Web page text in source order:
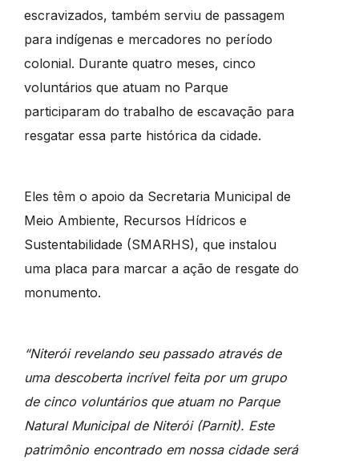
escravizados, também serviu de passagem
para indígenas e mercadores no período
colonial. Durante quatro meses, cinco
voluntários que atuam no Parque
participaram do trabalho de escavação para
resgatar essa parte histórica da cidade.
Eles têm o apoio da Secretaria Municipal de
Meio Ambiente, Recursos Hídricos e
Sustentabilidade (SMARHS), que instalou
uma placa para marcar a ação de resgate do
monumento.
“Niterói revelando seu passado através de
uma descoberta incrível feita por um grupo
de cinco voluntários que atuam no Parque
Natural Municipal de Niterói (Parnit). Este
patrimônio encontrado em nossa cidade será